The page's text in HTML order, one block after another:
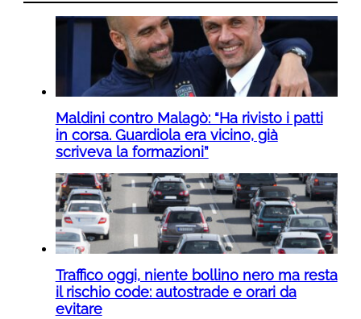
Maldini contro Malagò: “Ha rivisto i patti
in corsa. Guardiola era vicino, già
scriveva la formazioni”
Traffico oggi, niente bollino nero ma resta
il rischio code: autostrade e orari da
evitare